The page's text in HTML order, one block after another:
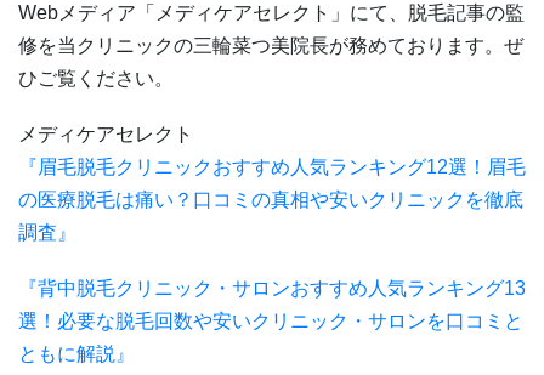
Webメディア「メディケアセレクト」にて、脱毛記事の監
修を当クリニックの三輪菜つ美院長が務めております。ぜ
ひご覧ください。
メディケアセレクト
『眉毛脱毛クリニックおすすめ人気ランキング12選！眉毛
の医療脱毛は痛い？口コミの真相や安いクリニックを徹底
調査』
『背中脱毛クリニック・サロンおすすめ人気ランキング13
選！必要な脱毛回数や安いクリニック・サロンを口コミと
ともに解説』